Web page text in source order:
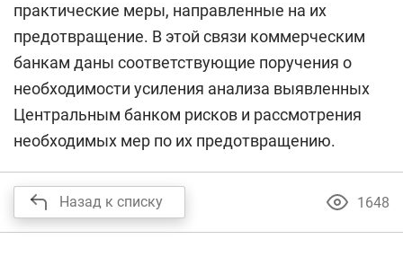
практические меры, направленные на их
предотвращение. В этой связи коммерческим
банкам даны соответствующие поручения о
необходимости усиления анализа выявленных
Центральным банком рисков и рассмотрения
необходимых мер по их предотвращению.
Назад к списку 1648